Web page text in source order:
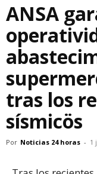
ANSA
tras los
sísmicös
Por Noticias 24 horas - 1